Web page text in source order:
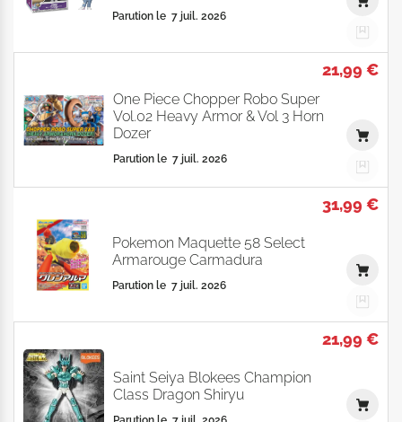
Parution le 7 juil. 2026
21,99 €
One Piece Chopper Robo Super
Vol.02 Heavy Armor & Vol 3 Horn
Dozer
Parution le 7 juil. 2026
31,99 €
Pokemon Maquette 58 Select
Armarouge Carmadura
Parution le 7 juil. 2026
21,99 €
Saint Seiya Blokees Champion
Class Dragon Shiryu